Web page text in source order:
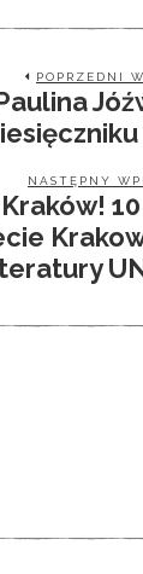
POPRZEDNI
NASTĘPNY